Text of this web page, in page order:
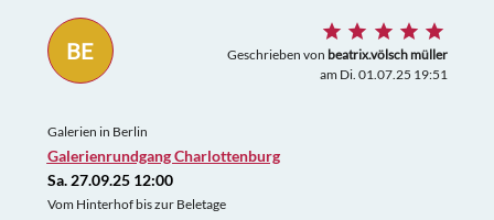
BE Geschrieben von beatrix.völsch müller
am Di. 01.07.25 19:51
Galerien in Berlin
Galerienrundgang Charlottenburg
Sa. 27.09.25 12:00
Vom Hinterhof bis zur Beletage